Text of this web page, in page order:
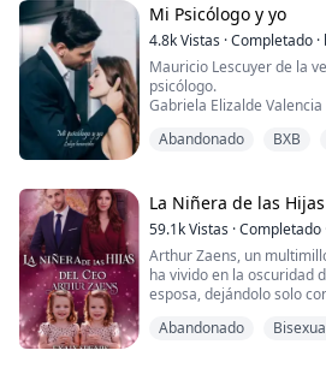
Luego de una vida
Montoya se da cuenta, que su
CEO y magnate de la
exnovia, quien lo hubo
Mi Psicólogo y yo
4.8kVistas ·Completado ·
Mauricio Lescuyer de la
psicólogo.
Gabriela Elizalde
Sus vidas se verán
a perseguirla.
Es así como Gabriela se
psicológicas durante 6
imagi...
Abandonado BXB
La Niñera de las
59.1kVistas ·Completado
Arthur Zaens, un
ha vivido en la oscuridad
esposa, dejándolo solo
con sus estrictas
Abandonado